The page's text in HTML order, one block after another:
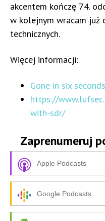
akcentem kończę 74.
w kolejnym wracam już
technicznych.
Więcej informacji:
Gone in six
https://
with-sdr/
Zaprenumeruj
Apple Podcasts
Google Podcasts